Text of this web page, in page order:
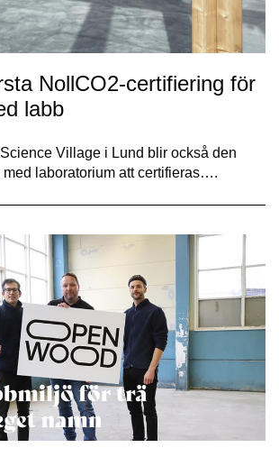
NollCO2-certifiering för
labb
Village i Lund blir också den
med laboratorium att certifieras….